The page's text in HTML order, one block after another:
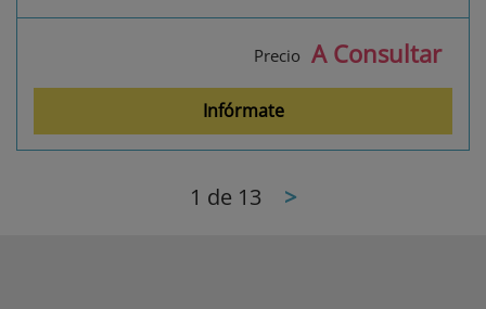
Precio A Consultar
Infórmate
1 de 13 >